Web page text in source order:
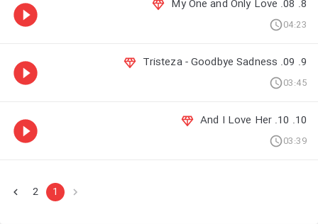
8. 08. My One and Only Love
04:23
9. 09. Tristeza - Goodbye Sadness
03:45
10. 10. And I Love Her
03:39
1
2